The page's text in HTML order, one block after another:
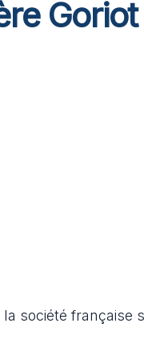
Goriot
société française